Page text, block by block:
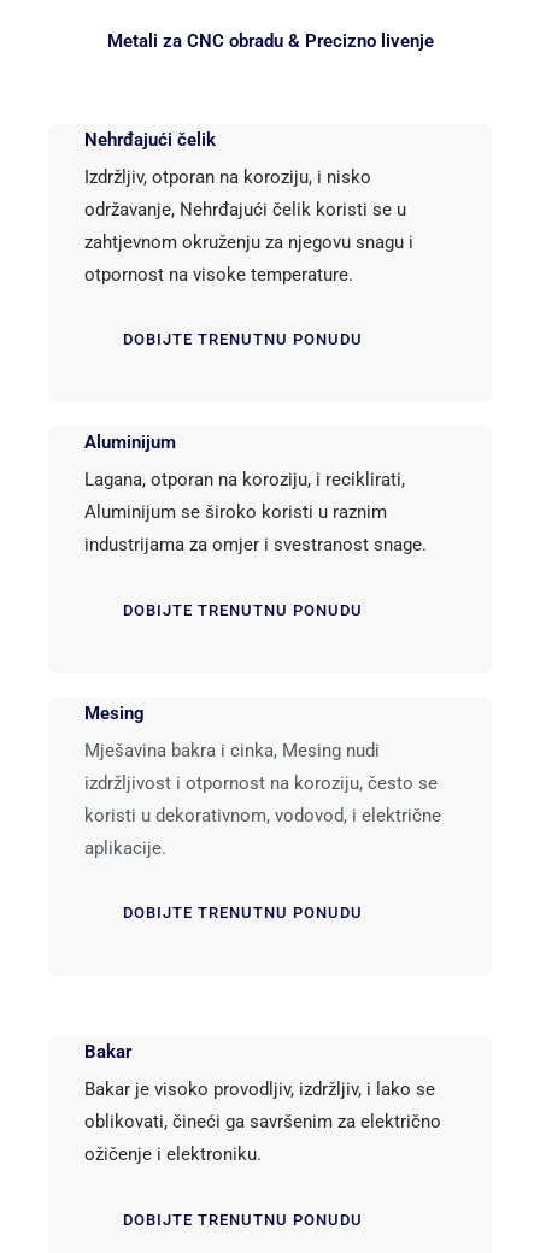
Metali za CNC obradu & Precizno livenje
Nehrđajući čelik
Izdržljiv, otporan na koroziju, i nisko
održavanje, Nehrđajući čelik koristi se u
zahtjevnom okruženju za njegovu snagu i
otpornost na visoke temperature.
DOBIJTE TRENUTNU PONUDU
Aluminijum
Lagana, otporan na koroziju, i reciklirati,
Aluminijum se široko koristi u raznim
industrijama za omjer i svestranost snage.
DOBIJTE TRENUTNU PONUDU
Mesing
Mješavina bakra i cinka, Mesing nudi
izdržljivost i otpornost na koroziju, često se
koristi u dekorativnom, vodovod, i električne
aplikacije.
DOBIJTE TRENUTNU PONUDU
Bakar
Bakar je visoko provodljiv, izdržljiv, i lako se
oblikovati, čineći ga savršenim za električno
ožičenje i elektroniku.
DOBIJTE TRENUTNU PONUDU